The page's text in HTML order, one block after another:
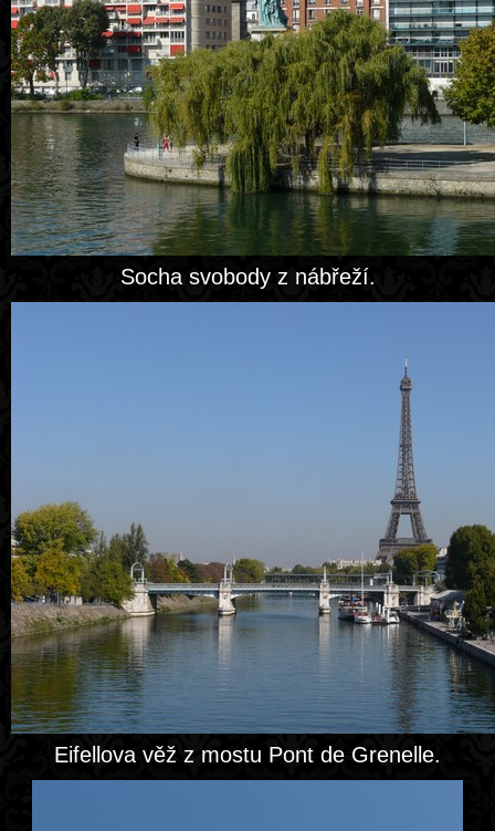
Socha svobody z nábřeží.
Eifellova věž z mostu Pont de Grenelle.